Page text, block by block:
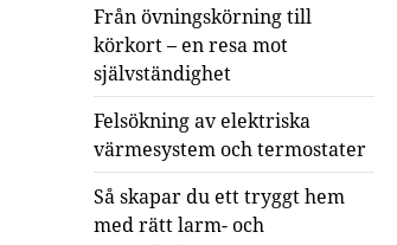
Från övningskörning till
körkort – en resa mot
självständighet
Felsökning av elektriska
värmesystem och termostater
Så skapar du ett tryggt hem
med rätt larm- och